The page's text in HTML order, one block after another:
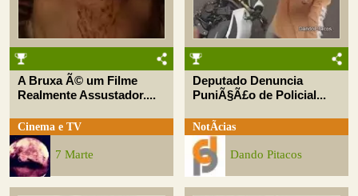
A Bruxa Ã© um Filme
Realmente Assustador....
Cinema e TV
7 Marte
Deputado Denuncia
PuniÃ§Ã£o de Policial...
NotÃ­cias
Dando Pitacos